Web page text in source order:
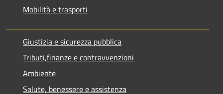
Mobilità e trasporti
Giustizia e sicurezza pubblica
Tributi,finanze e contravvenzioni
Ambiente
Salute, benessere e assistenza